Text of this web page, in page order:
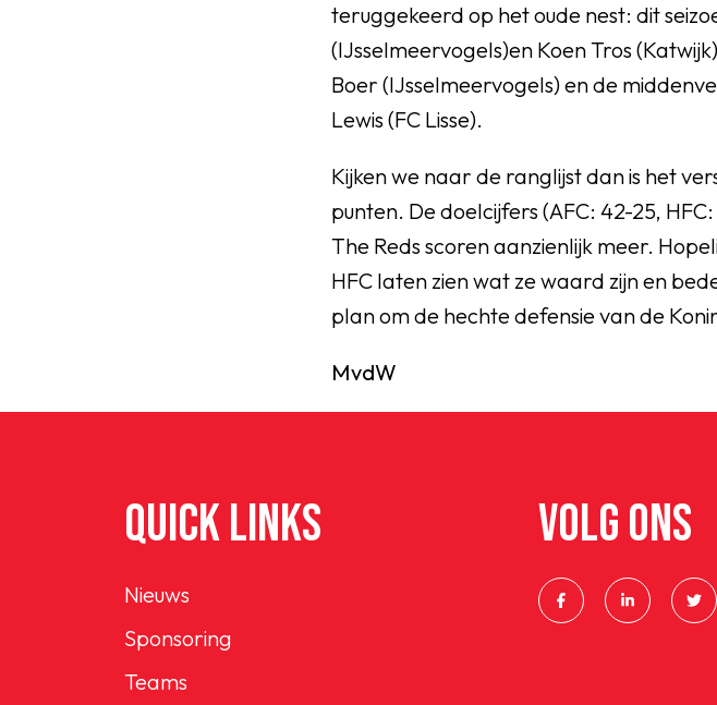
teruggekeerd op het oude nest: dit
(IJsselmeervogels)en Koen Tros
Boer (IJsselmeervogels) en de
Lewis (FC Lisse).
Kijken we naar de ranglijst dan is het
punten. De doelcijfers (AFC: 42-25,
The Reds scoren aanzienlijk meer.
HFC laten zien wat ze waard zijn en
plan om de hechte defensie van de
MvdW
QUICK LINKS
Nieuws
Sponsoring
Teams
VOLG ONS